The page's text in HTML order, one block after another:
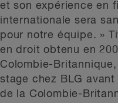
et son expérience en
internationale sera
pour notre équipe. »
en droit obtenu en
Colombie-
stage chez BLG
de la Colombie-